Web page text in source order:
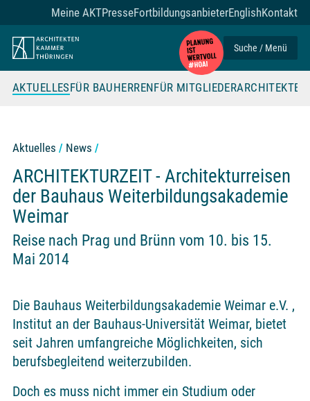
Zum Seiteninhalt
Suche / Menü
AKTUELLESFÜR BAUHERRENFÜR MITGLIEDER
Meine AKTPresseFortbildungsanbieterEnglishKontakt
Aktuelles News
ARCHITEKTURZEIT - Architekturreisen
der Bauhaus Weiterbildungsakademie
Weimar
Reise nach Prag und Brünn vom 10. bis 15.
Mai 2014
Die Bauhaus Weiterbildungsakademie Weimar e.V. ,
Institut an der Bauhaus-Universität Weimar, bietet
seit Jahren umfangreiche Möglichkeiten, sich
berufsbegleitend weiterzubilden.
Doch es muss nicht immer ein Studium oder